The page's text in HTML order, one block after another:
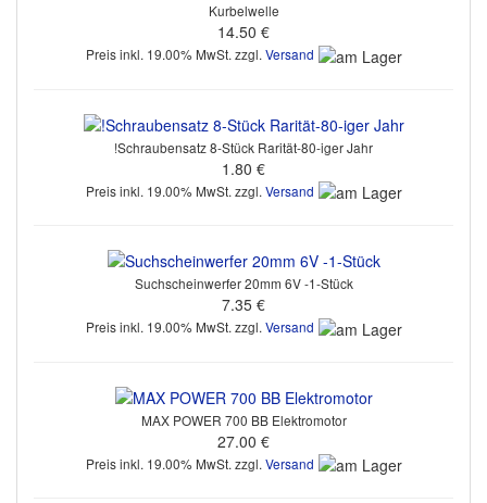
Kurbelwelle
14.50 €
Preis inkl. 19.00% MwSt. zzgl. Versand
!Schraubensatz 8-Stück Rarität-80-iger Jahr
1.80 €
Preis inkl. 19.00% MwSt. zzgl. Versand
Suchscheinwerfer 20mm 6V -1-Stück
7.35 €
Preis inkl. 19.00% MwSt. zzgl.Versand
MAX POWER 700 BB Elektromotor
27.00 €
Preis inkl. 19.00% MwSt. zzgl. Versand